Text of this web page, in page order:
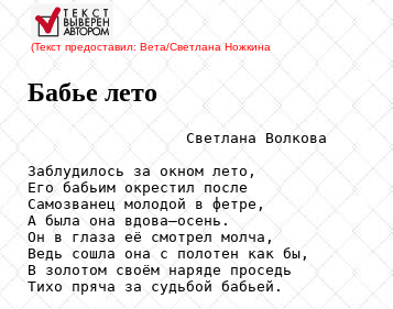
(Текст предоставил: Вета/Светлана Ножкина
Бабье лето
                  Светлана Волкова
Заблудилось за окном лето,
Его бабьим окрестил после
Самозванец молодой в фетре,
А была она вдова–осень.
Он в глаза её смотрел молча,
Ведь сошла она с полотен как бы,
В золотом своём наряде проседь
Тихо пряча за судьбой бабьей.